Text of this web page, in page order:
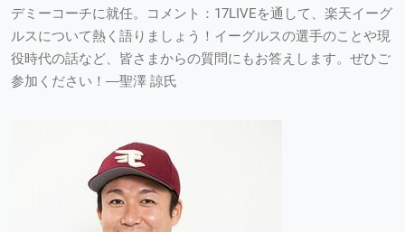
デミーコーチに就任。コメント：17LIVEを通して、楽天イーグ
ルスについて熱く語りましょう！イーグルスの選手のことや現
役時代の話など、皆さまからの質問にもお答えします。ぜひご
参加ください！―聖澤 諒氏